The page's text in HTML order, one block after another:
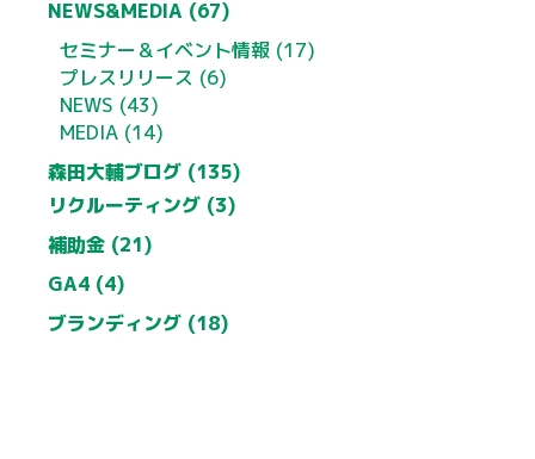
NEWS&MEDIA (67)
セミナー＆イベント情報 (17)
プレスリリース (6)
NEWS (43)
MEDIA (14)
森田大輔ブログ (135)
リクルーティング (3)
補助金 (21)
GA4 (4)
ブランディング (18)